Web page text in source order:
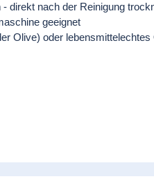
direkt nach der Reinigung
geeignet
Olive) oder